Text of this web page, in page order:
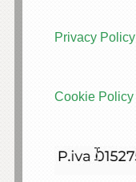
Privacy Policy
Cookie Policy